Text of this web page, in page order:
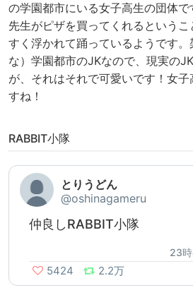
の学園都市にいる女子高生の団体
先生がピザを買ってくれるという
すく浮かれて踊っているようです
な）学園都市のJKなので、現実の
が、それはそれで可愛いです！女
すね！
RABBIT小隊
とりうどん
@oshinagameru
仲良しRABBIT小隊
23
5424 2.2万